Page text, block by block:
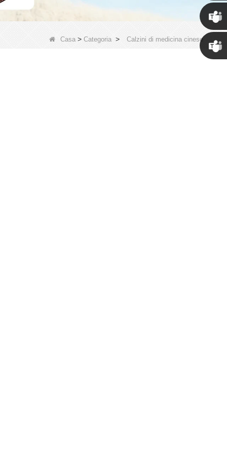
Casa > Categoria > Calzini di medicina cineseSusan